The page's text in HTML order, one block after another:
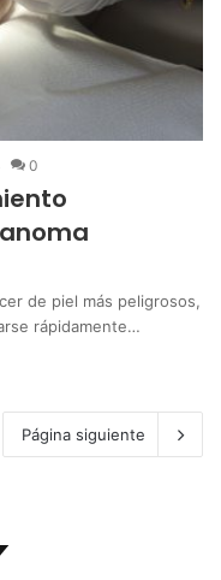
0
de piel más peligrosos,
rápidamente…
Página siguiente